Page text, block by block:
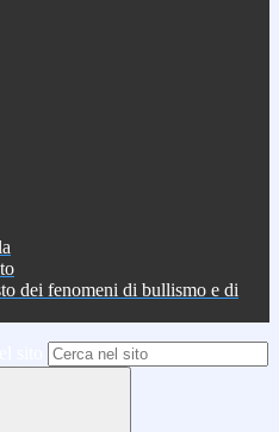
dei fenomeni di bullismo e di